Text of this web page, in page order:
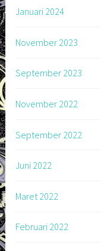
Januari 2024
November 2023
September 2023
November 2022
September 2022
Juni 2022
Maret 2022
Februari 2022